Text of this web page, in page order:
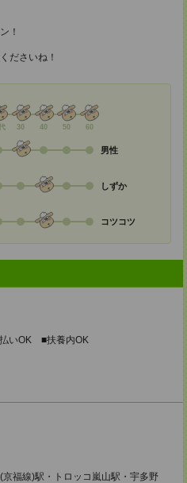
！
ださいね！
30 40 50 60
男性
しずか
コツコツ
いOK ■扶養内OK
京福線)駅・トロッコ嵐山駅・宇多野